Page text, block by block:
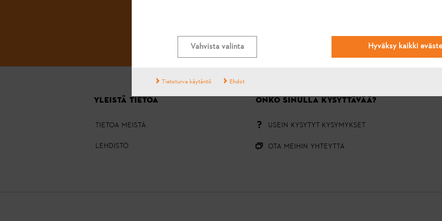
YLEISTÄ TIETOA
TIETOA MEISTÄ
LEHDISTÖ
ONKO SINULLA KYSYTTÄVÄÄ?
USEIN KYSYTYT KYSYMYKSET
OTA MEIHIN YHTEYTTÄ
Vahvista valinta Hyväksy kaikki
Tietoturva käytäntö Ehdot